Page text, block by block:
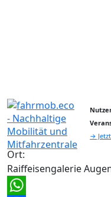
→
Ort:
Raiffeisengalerie